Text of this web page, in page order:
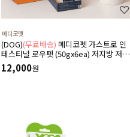
메디코펫
(DOG)(무료배송) 메디코펫 가스트로 인
테스티널 로우펫 (50gx6ea) 저지방 저단
백 췌장염 고지혈증에 도움 주는 처방 습
식 캔 보조식
12,000원